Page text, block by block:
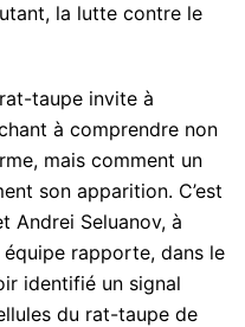
la lutte contre le
taupe invite à
à comprendre non
mais comment un
son apparition. C’est
Andrei Seluanov, à
équipe rapporte, dans le
identifié un signal
du rat-taupe de